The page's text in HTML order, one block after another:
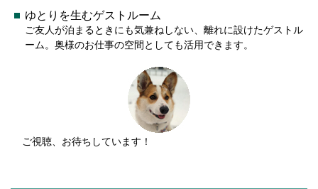
ゆとりを生むゲストルーム
ご友人が泊まるときにも気兼ねしない、離れに設けたゲストル
ーム。奥様のお仕事の空間としても活用できます。
ご視聴、お待ちしています！